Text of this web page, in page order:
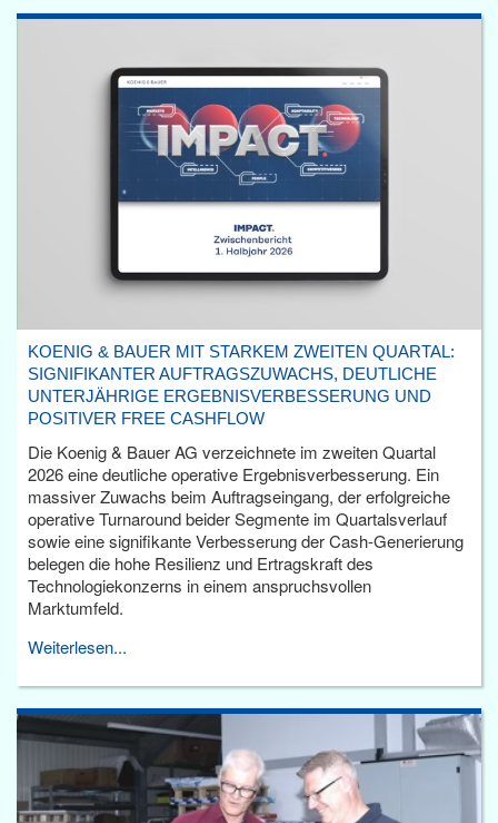
KOENIG & BAUER MIT STARKEM ZWEITEN QUARTAL:
SIGNIFIKANTER AUFTRAGSZUWACHS, DEUTLICHE
UNTERJÄHRIGE ERGEBNISVERBESSERUNG UND
POSITIVER FREE CASHFLOW
Die Koenig & Bauer AG verzeichnete im zweiten Quartal
2026 eine deutliche operative Ergebnisverbesserung. Ein
massiver Zuwachs beim Auftragseingang, der erfolgreiche
operative Turnaround beider Segmente im Quartalsverlauf
sowie eine signifikante Verbesserung der Cash-Generierung
belegen die hohe Resilienz und Ertragskraft des
Technologiekonzerns in einem anspruchsvollen
Marktumfeld.
Weiterlesen...